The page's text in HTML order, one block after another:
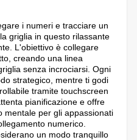
i numeri e tracciare un
griglia in questo rilassante
L'obiettivo è collegare
creando una linea
senza incrociarsi. Ogni
strategico, mentre ti godi
tramite touchscreen
pianificazione e offre
mentale per gli appassionati
numerico.
un modo tranquillo